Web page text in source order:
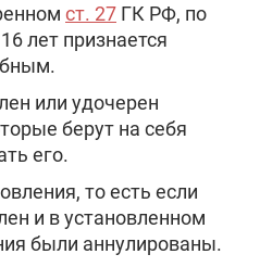
ст. 27 ГК РФ, по
лет признается
или удочерен
берут на себя
его.
то есть если
и в установленном
были аннулированы.